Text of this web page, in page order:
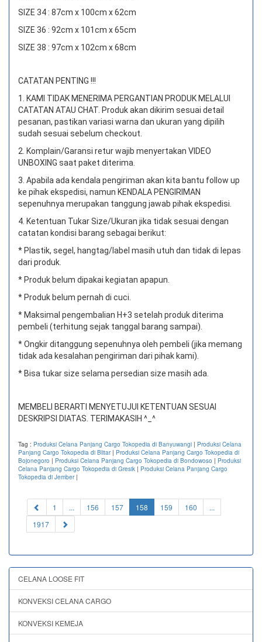
SIZE 34 : 87cm x 100cm x 62cm
SIZE 36 : 92cm x 101cm x 65cm
SIZE 38 : 97cm x 102cm x 68cm
CATATAN PENTING !!!
1. KAMI TIDAK MENERIMA PERGANTIAN PRODUK MELALUI
CATATAN ATAU CHAT. Produk akan dikirim sesuai detail
pesanan, pastikan variasi warna dan ukuran yang dipilih
sudah sesuai sebelum checkout.
2. Komplain/Garansi retur wajib menyertakan VIDEO
UNBOXING saat paket diterima.
3. Apabila ada kendala pengiriman akan kita bantu follow up
ke pihak ekspedisi, namun KENDALA PENGIRIMAN
sepenuhnya merupakan tanggung jawab pihak ekspedisi.
4. Ketentuan Tukar Size/Ukuran jika tidak sesuai dengan
catatan kondisi barang sebagai berikut:
* Plastik, segel, hangtag/label masih utuh dan tidak di lepas
dari produk.
* Produk belum dipakai kegiatan apapun.
* Produk belum pernah di cuci.
* Maksimal pengembalian H+3 setelah produk diterima
pembeli (terhitung sejak tanggal barang sampai).
* Ongkir ditanggung sepenuhnya oleh pembeli (jika memang
tidak ada kesalahan pengiriman dari pihak kami).
* Bisa tukar size selama persedian size masih ada.
MEMBELI BERARTI MENYETUJUI KETENTUAN SESUAI
DESKRIPSI DIATAS. TERIMAKASIH ^_^
Tag : Produksi Celana Panjang Cargo Tokopedia di Banyuwangi | Produksi Celana
Panjang Cargo Tokopedia di Blitar| Produksi Celana Panjang Cargo Tokopedia di
Bojonegoro | Produksi Celana Panjang Cargo Tokopedia di Bondowoso | Produksi
Celana Panjang Cargo Tokopedia di Gresik | Produksi Celana Panjang Cargo
Tokopedia di Jember|
1 ... 156 157 158 (current)
159 160
...
1917
CELANA LOOSE FIT
KONVEKSI CELANA CARGO
KONVEKSI KEMEJA